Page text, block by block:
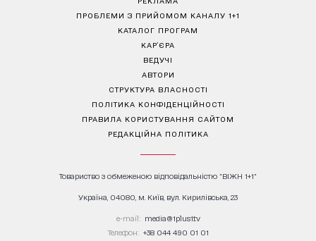
ПРОБЛЕМИ З ПРИЙОМОМ КАНАЛУ 1+1
КАТАЛОГ ПРОГРАМ
КАР’ЄРА
ВЕДУЧІ
АВТОРИ
СТРУКТУРА ВЛАСНОСТІ
ПОЛІТИКА КОНФІДЕНЦІЙНОСТІ
ПРАВИЛА КОРИСТУВАННЯ САЙТОМ
РЕДАКЦІЙНА ПОЛІТИКА
Товариство з обмеженою відповідальністю "ВІЖН 1+1"
Україна, 04080, м. Київ, вул. Кирилівська, 23
е-mail: media@1plus1.tv
Телефон: +38 044 490 01 01